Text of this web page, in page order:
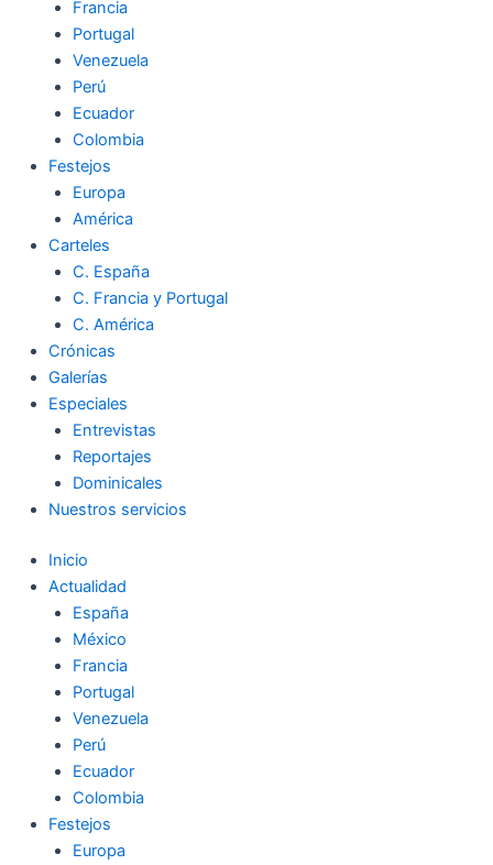
Francia
Portugal
Venezuela
Perú
Ecuador
Colombia
Festejos
Europa
América
Carteles
C. España
C. Francia y Portugal
C. América
Crónicas
Galerías
Especiales
Entrevistas
Reportajes
Dominicales
Nuestros servicios
Inicio
Actualidad
España
México
Francia
Portugal
Venezuela
Perú
Ecuador
Colombia
Festejos
Europa